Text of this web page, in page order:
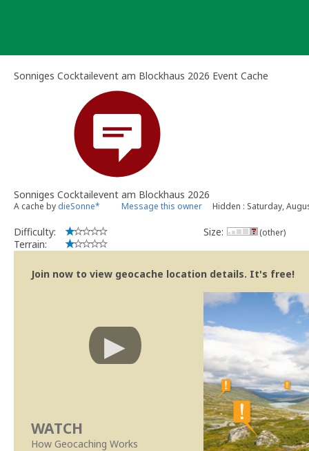
Sonniges Cocktailevent am Blockhaus 2026 Event Cache
Sonniges Cocktailevent am Blockhaus 2026
A cache by dieSonne* Message this owner Hidden : Saturday,
Difficulty:
Terrain:
Size: (other)
Join now to view geocache location details. It's free!
WATCH
How Geocaching Works